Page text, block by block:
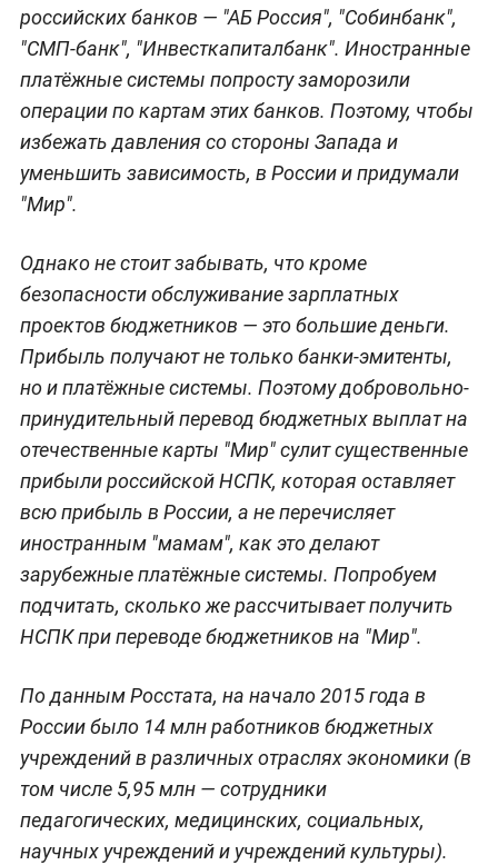
российских банков — "АБ Россия", "Собинбанк",
"СМП-банк", "Инвесткапиталбанк". Иностранные
платёжные системы попросту заморозили
операции по картам этих банков. Поэтому, чтобы
избежать давления со стороны Запада и
уменьшить зависимость, в России и придумали
"Мир".
Однако не стоит забывать, что кроме
безопасности обслуживание зарплатных
проектов бюджетников — это большие деньги.
Прибыль получают не только банки-эмитенты,
но и платёжные системы. Поэтому добровольно-
принудительный перевод бюджетных выплат на
отечественные карты "Мир" сулит существенные
прибыли российской НСПК, которая оставляет
всю прибыль в России, а не перечисляет
иностранным "мамам", как это делают
зарубежные платёжные системы. Попробуем
подчитать, сколько же рассчитывает получить
НСПК при переводе бюджетников на "Мир".
По данным Росстата, на начало 2015 года в
России было 14 млн работников бюджетных
учреждений в различных отраслях экономики (в
том числе 5,95 млн — сотрудники
педагогических, медицинских, социальных,
научных учрежденийи учреждений культуры).